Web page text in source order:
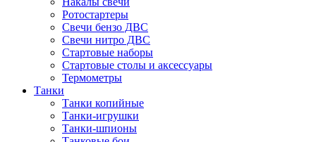
Ротостартеры
Свечи бензо ДВС
Свечи нитро ДВС
Стартовые наборы
Стартовые столы и аксессуары
Термометры
Танки
Танки копийные
Танки-игрушки
Танки-шпионы